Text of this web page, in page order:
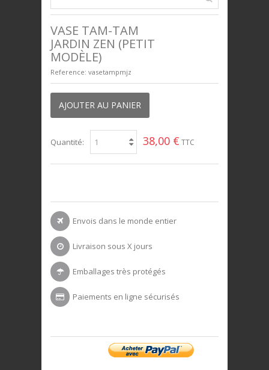
VASE TAM-TAM
JARDIN ZEN (PETIT
MODÈLE)
Reference: vasetampmjz
AJOUTER AU PANIER
Quantité: 38,00 € TTC
Envois dans le monde entier
Livraison sous X jours
Emballages très protégés
Paiements en ligne sécurisés